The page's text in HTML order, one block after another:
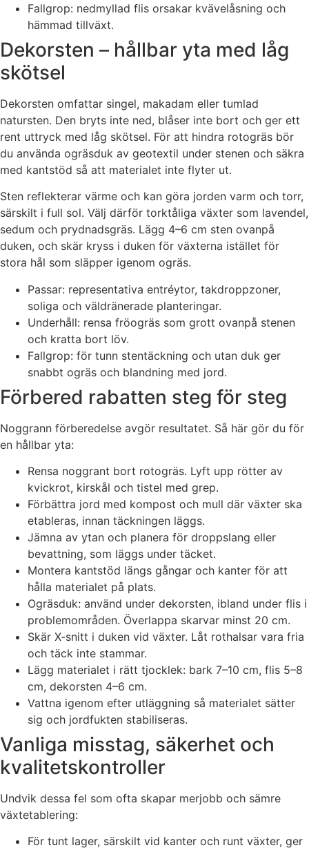
Fallgrop: nedmyllad flis orsakar kvävelåsning och
hämmad tillväxt.
Dekorsten – hållbar yta med låg
skötsel
Dekorsten omfattar singel, makadam eller tumlad
natursten. Den bryts inte ned, blåser inte bort och ger ett
rent uttryck med låg skötsel. För att hindra rotogräs bör
du använda ogräsduk av geotextil under stenen och säkra
med kantstöd så att materialet inte flyter ut.
Sten reflekterar värme och kan göra jorden varm och torr,
särskilt i full sol. Välj därför torktåliga växter som lavendel,
sedum och prydnadsgräs. Lägg 4–6 cm sten ovanpå
duken, och skär kryss i duken för växterna istället för
stora hål som släpper igenom ogräs.
Passar: representativa entréytor, takdroppzoner,
soliga och väldränerade planteringar.
Underhåll: rensa fröogräs som grott ovanpå stenen
och kratta bort löv.
Fallgrop: för tunn stentäckning och utan duk ger
snabbt ogräs och blandning med jord.
Förbered rabatten steg för steg
Noggrann förberedelse avgör resultatet. Så här gör du för
en hållbar yta:
Rensa noggrant bort rotogräs. Lyft upp rötter av
kvickrot, kirskål och tistel med grep.
Förbättra jord med kompost och mull där växter ska
etableras, innan täckningen läggs.
Jämna av ytan och planera för droppslang eller
bevattning, som läggs under täcket.
Montera kantstöd längs gångar och kanter för att
hålla materialet på plats.
Ogräsduk: använd under dekorsten, ibland under flis i
problemområden. Överlappa skarvar minst 20 cm.
Skär X-snitt i duken vid växter. Låt rothalsar vara fria
och täck inte stammar.
Lägg materialet i rätt tjocklek: bark 7–10 cm, flis 5–8
cm, dekorsten 4–6 cm.
Vattna igenom efter utläggning så materialet sätter
sig och jordfukten stabiliseras.
Vanliga misstag, säkerhet och
kvalitetskontroller
Undvik dessa fel som ofta skapar merjobb och sämre
växtetablering:
För tunt lager, särskilt vid kanter och runt växter, ger